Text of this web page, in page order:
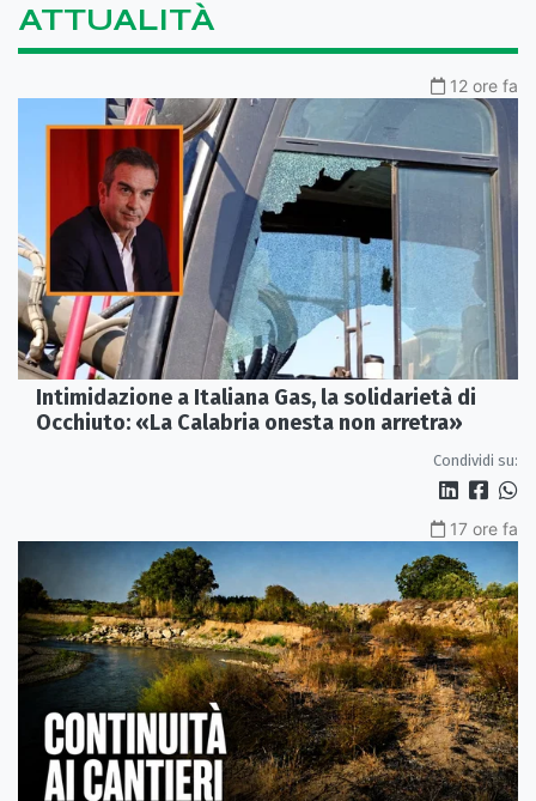
ATTUALITÀ
12 ore fa
Intimidazione a Italiana Gas, la solidarietà di
Occhiuto: «La Calabria onesta non arretra»
Condividi su:
17 ore fa